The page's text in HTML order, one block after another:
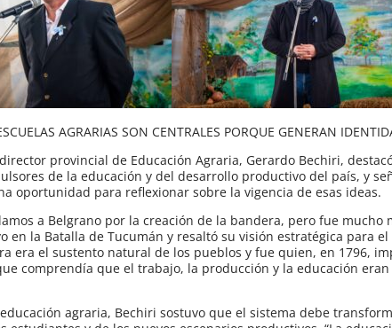
AGRARIAS SON CENTRALES PORQUE GENERAN
provincial de Educación Agraria, Gerardo Bechiri,
de la educación y del desarrollo productivo del país, y
oportunidad para reflexionar sobre la vigencia de esas ideas.
a Belgrano por la creación de la bandera, pero fue mucho
en la Batalla de Tucumán y resaltó su visión estratégica para
era el sustento natural de los pueblos y fue quien, en 1796,
comprendía que el trabajo, la producción y la educación
agraria, Bechiri sostuvo que el sistema debe